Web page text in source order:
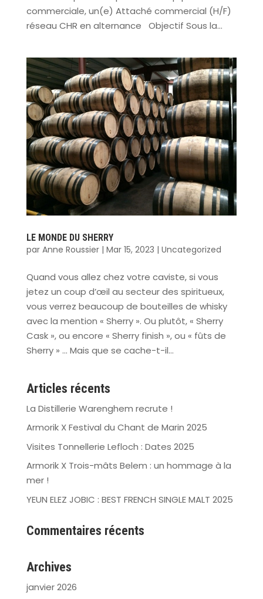
commerciale, un(e) Attaché commercial (H/F)
réseau CHR en alternance Objectif Sous la...
LE MONDE DU SHERRY
par Anne Roussier| Mar 15, 2023 | Uncategorized
Quand vous allez chez votre caviste, si vous
jetez un coup d’œil au secteur des spiritueux,
vous verrez beaucoup de bouteilles de whisky
avec la mention « Sherry ». Ou plutôt, « Sherry
Cask », ou encore « Sherry finish », ou « fûts de
Sherry » … Mais que se cache-t-il...
Articles récents
La Distillerie Warenghem recrute !
Armorik X Festival du Chant de Marin 2025
Visites Tonnellerie Lefloch : Dates 2025
Armorik X Trois-mâts Belem : un hommage à la
mer !
YEUN ELEZ JOBIC : BEST FRENCH SINGLE MALT 2025
Commentaires récents
Archives
janvier 2026